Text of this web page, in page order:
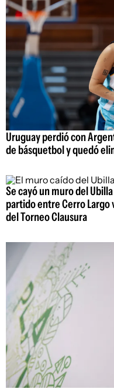
Uruguay perdió con
de básquetbol y quedó
Se cayó un muro del
partido entre Cerro Largo
del Torneo Clausura